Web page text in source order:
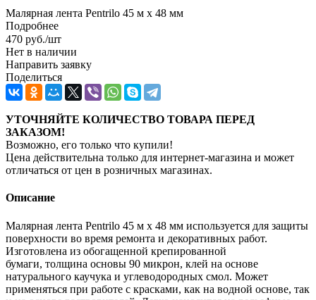
Малярная лента Pentrilo 45 м х 48 мм
Подробнее
470 руб./шт
Нет в наличии
Направить заявку
Поделиться
УТОЧНЯЙТЕ КОЛИЧЕСТВО ТОВАРА ПЕРЕД
ЗАКАЗОМ!
Возможно, его только что купили!
Цена действительна только для интернет-магазина и может
отличаться от цен в розничных магазинах.
Описание
Малярная лента Pentrilo 45 м х 48 мм используется для защиты
поверхности во время ремонта и декоративных работ.
Изготовлена из обогащенной крепированной
бумаги, толщина основы 90 микрон, клей на основе
натурального каучука и углеводородных смол. Может
применяться при работе с красками, как на водной основе, так